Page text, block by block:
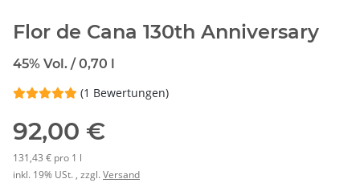
Flor de Cana 130th Anniversary
45% Vol. / 0,70 l
(1 Bewertungen)
92,00 €
131,43 € pro 1 l
inkl. 19% USt. , zzgl.Versand